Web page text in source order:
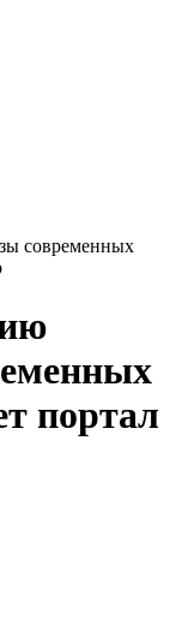
современных
портал